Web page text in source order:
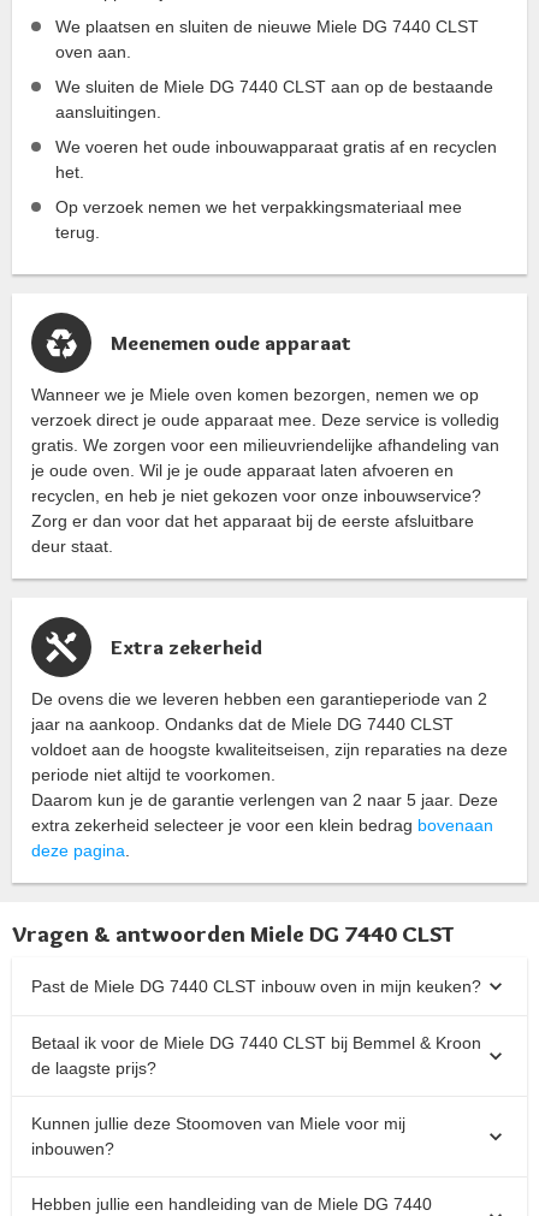
We plaatsen en sluiten de nieuwe Miele DG 7440 CLST
oven aan.
We sluiten de Miele DG 7440 CLST aan op de bestaande
aansluitingen.
We voeren het oude inbouwapparaat gratis af en recyclen
het.
Op verzoek nemen we het verpakkingsmateriaal mee
terug.
Meenemen oude apparaat
Wanneer we je Miele oven komen bezorgen, nemen we op
verzoek direct je oude apparaat mee. Deze service is volledig
gratis. We zorgen voor een milieuvriendelijke afhandeling van
je oude oven. Wil je je oude apparaat laten afvoeren en
recyclen, en heb je niet gekozen voor onze inbouwservice?
Zorg er dan voor dat het apparaat bij de eerste afsluitbare
deur staat.
Extra zekerheid
De ovens die we leveren hebben een garantieperiode van 2
jaar na aankoop. Ondanks dat de Miele DG 7440 CLST
voldoet aan de hoogste kwaliteitseisen, zijn reparaties na deze
periode niet altijd te voorkomen.
Daarom kun je de garantie verlengen van 2 naar 5 jaar. Deze
extra zekerheid selecteer je voor een klein bedrag bovenaan
deze pagina
Vragen & antwoorden Miele DG 7440 CLST
Past de Miele DG 7440 CLST inbouw oven in mijn keuken?
Betaal ik voor de Miele DG 7440 CLST bij Bemmel & Kroon
de laagste prijs?
Kunnen jullie deze Stoomoven van Miele voor mij
inbouwen?
Hebben jullie een handleiding van de Miele DG 7440